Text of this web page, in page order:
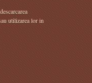
utilizarea lor in